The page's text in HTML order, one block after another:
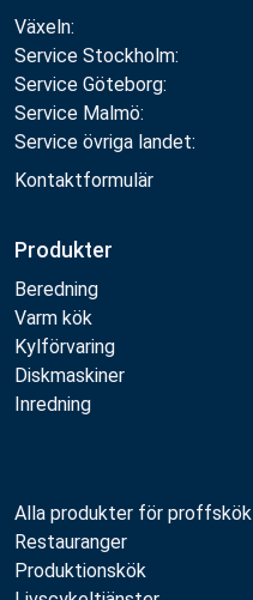
Växeln:
Service Stockholm:
Service Göteborg:
Service Malmö:
Service övriga landet:
Kontaktformulär
Produkter
Beredning
Varm kök
Kylförvaring
Diskmaskiner
Inredning
Alla produkter för proffskök
Restauranger
Produktionskök